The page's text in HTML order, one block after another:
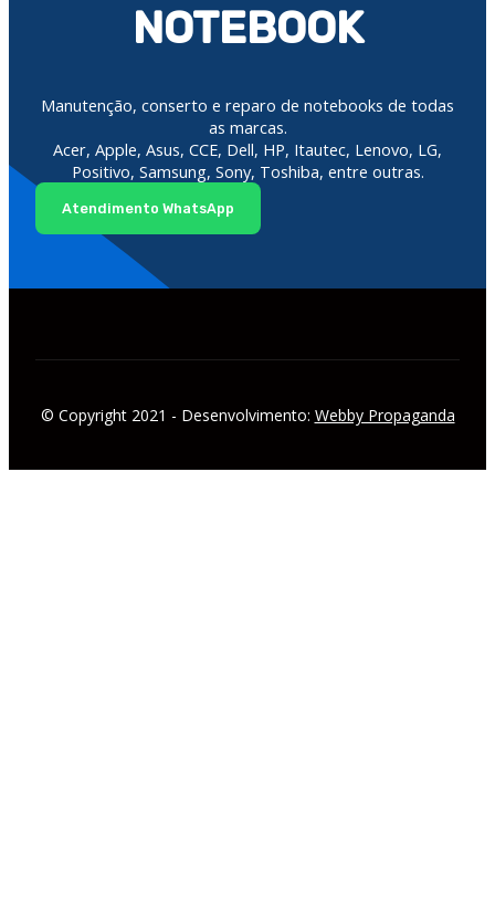
NOTEBOOK
Manutenção, conserto e reparo de notebooks de todas
as marcas.
Acer, Apple, Asus, CCE, Dell, HP, Itautec, Lenovo, LG,
Positivo, Samsung, Sony, Toshiba, entre outras.
Atendimento WhatsApp
© Copyright 2021 - Desenvolvimento: Webby Propaganda